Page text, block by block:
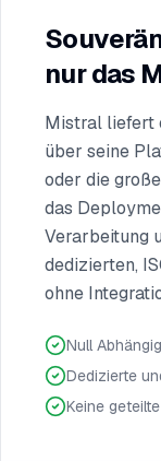
nur das
Mistral liefert
über seine
oder die
das
Verarbeitung
dedizierten,
ohne
Null
Dedizierte
Keine